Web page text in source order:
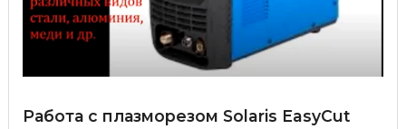
Работа с плазморезом Solaris EasyCut